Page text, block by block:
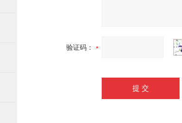
验证码：